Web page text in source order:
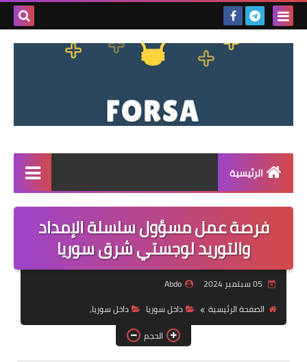
بحث
الرئيسية
القائمة
مناقصات
فرص عمل داخل سوريا
فرص عمل في العراق
فرص عمل في اليمن
فرصة عمل مسؤول سلسلة الإمداد
والتوريد لوجستي شرق سوريا
Abdo
الصفحة الرئيسية
داخل سوريا
داخل سوريا،
الحجم